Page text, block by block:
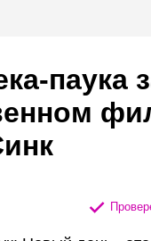
паука